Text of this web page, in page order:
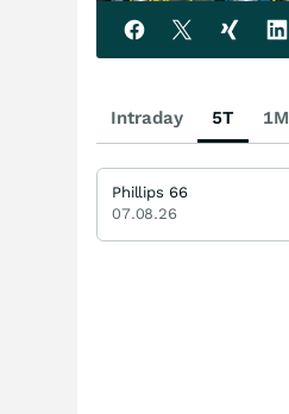
Intraday 5T 1M
Phillips 66
07.08.26